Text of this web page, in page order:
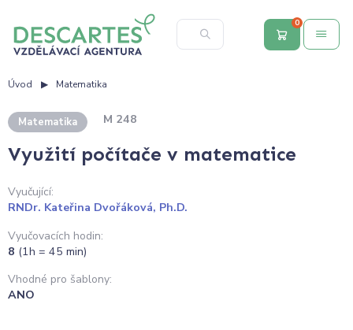
0
Úvod Matematika
Matematika M 248
Využití počítače v matematice
Vyučující:
RNDr. Kateřina Dvořáková, Ph.D.
Vyučovacích hodin:
8 (1h = 45 min)
Vhodné pro šablony:
ANO